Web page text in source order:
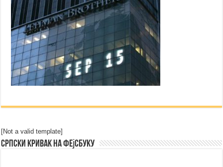
[Not a valid template]
Српски Кривак на Фејсбуку